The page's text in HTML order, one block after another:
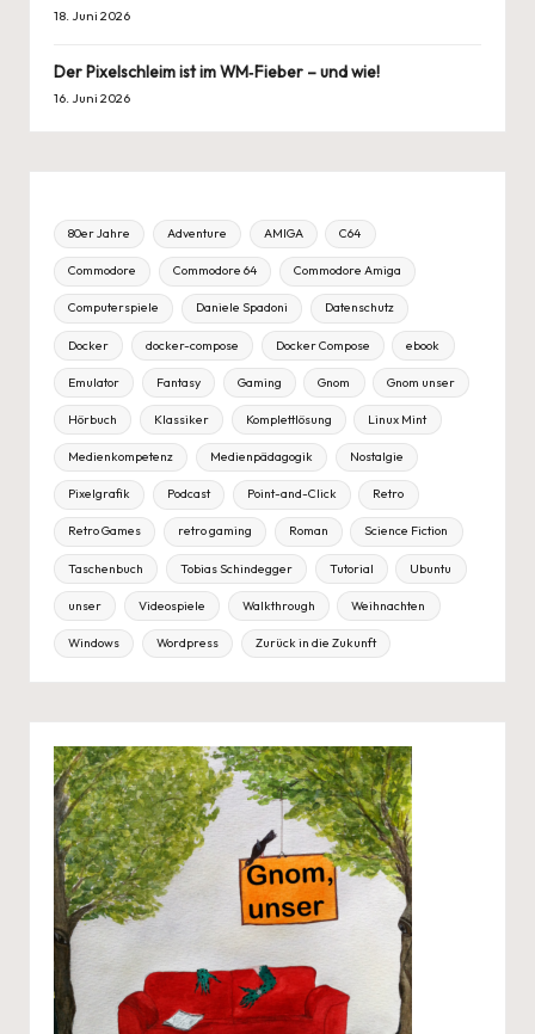
18. Juni 2026
Der Pixelschleim ist im WM‑Fieber – und wie!
16. Juni 2026
80er Jahre Adventure AMIGA C64
Commodore Commodore 64 Commodore Amiga
Computerspiele Daniele Spadoni Datenschutz
Docker docker-compose Docker Compose ebook
Emulator Fantasy Gaming Gnom Gnom unser
Hörbuch Klassiker Komplettlösung Linux Mint
Medienkompetenz Medienpädagogik Nostalgie
Pixelgrafik Podcast Point-and-Click Retro
Retro Games retro gaming Roman Science Fiction
Taschenbuch Tobias Schindegger Tutorial Ubuntu
unser Videospiele Walkthrough Weihnachten
Windows Wordpress Zurück in die Zukunft